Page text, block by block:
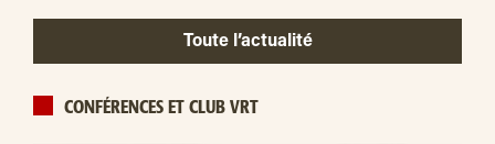
Toute l’actualité
CONFÉRENCES ET CLUB VRT